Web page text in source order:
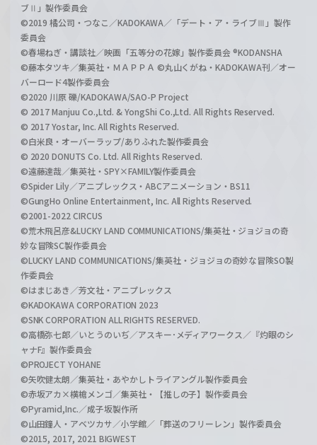
ブⅡ」製作委員会
©2019 橘公司・つなこ／KADOKAWA／「デート・ア・ライブⅢ」製作
委員会
©春場ねぎ・講談社／映画「五等分の花嫁」製作委員会 ®KODANSHA
©藤本タツキ／集英社・ＭＡＰＰＡ ©丸山くがね・KADOKAWA刊／オー
バーロード4製作委員会
©2020 川原 礫/KADOKAWA/SAO-P Project
© 2017 Manjuu Co.,Ltd. & YongShi Co.,Ltd. All Rights Reserved.
© 2017 Yostar, Inc. All Rights Reserved.
©白米良・オーバーラップ/ありふれた製作委員会
© 2020 DONUTS Co. Ltd. All Rights Reserved.
©遠藤達哉／集英社・SPY×FAMILY製作委員会
©Spider Lily／アニプレックス・ABCアニメーション・BS11
©GungHo Online Entertainment, Inc. All Rights Reserved.
©2001-2022 CIRCUS
©荒木飛呂彦&LUCKY LAND COMMUNICATIONS/集英社・ジョジョの奇
妙な冒険SC製作委員会
©LUCKY LAND COMMUNICATIONS/集英社・ジョジョの奇妙な冒険SO製
作委員会
©はまじあき／芳文社・アニプレックス
©KADOKAWA CORPORATION 2023
©SNK CORPORATION ALL RIGHTS RESERVED.
©高橋弥七郎／いとうのいぢ／アスキー･メディアワークス／『灼眼のシ
ャナF』製作委員会
©PROJECT YOHANE
©矢吹健太朗／集英社・あやかしトライアングル製作委員会
©赤坂アカ×横槍メンゴ／集英社・【推しの子】製作委員会
©Pyramid,Inc.／成子坂製作所
©山田鐘人・アベツカサ／小学館／「葬送のフリーレン」製作委員会
©2015, 2017, 2021 BIGWEST